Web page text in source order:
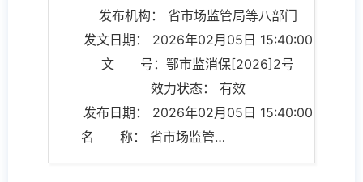
发布机构： 省市场监管局等八部门
发文日期： 2026年02月05日 15:40:00
文 号：鄂市监消保[2026]2号
效力状态： 有效
发布日期： 2026年02月05日 15:40:00
名 称： 省市场监管局等八部门印发《关于依法规范处置牟利性投诉举报行为的指导意见》的通知